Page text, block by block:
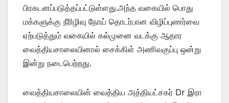
பிரகடனப்படுத்தப்பட்டுள்ளது.அந்த வகையில் பொது
மக்களுக்கு நீரிழிவு நோய் தொடர்பான விழிப்புணர்வை
ஏற்படுத்தும் வகையில் கல்முனை வடக்கு ஆதார
வைத்தியசாலையினால் சைக்கிள் அணிவகுப்பு ஒன்று
இன்று நடைபெற்றது.
வைத்தியசாலையின் வைத்திய அத்தியட்சகர் Dr இரா